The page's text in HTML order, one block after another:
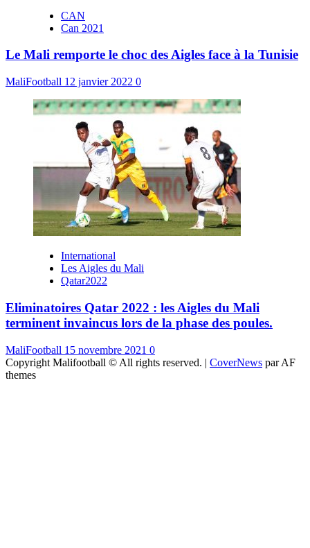
CAN
Can 2021
Le Mali remporte le choc des Aigles face à la Tunisie
MaliFootball 12 janvier 2022 0
International
Les Aigles du Mali
Qatar2022
Eliminatoires Qatar 2022 : les Aigles du Mali
terminent invaincus lors de la phase des poules.
MaliFootball 15 novembre 2021 0
Copyright Malifootball © All rights reserved. | CoverNews par AF
themes